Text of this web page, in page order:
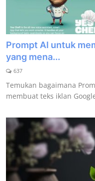
Prompt AI untuk
yang mena...
637
Temukan bagaimana
membuat teks iklan